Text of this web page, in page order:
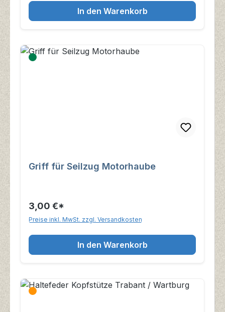
In den Warenkorb
Griff für Seilzug Motorhaube
3,00 €*
Preise inkl. MwSt. zzgl. Versandkosten
In den Warenkorb